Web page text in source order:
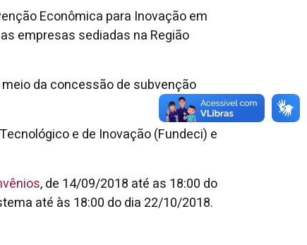
Econômica para Inovação em
empresas sediadas na Região
da concessão de subvenção
e de Inovação (Fundeci) e
, de 14/09/2018 até as 18:00 do
até às 18:00 do dia 22/10/2018.